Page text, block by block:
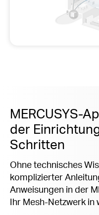
MERCUSYS-
der
Schritten
Ohne technisches
komplizierter
Anweisungen in der
Ihr Mesh-Netzwerk in